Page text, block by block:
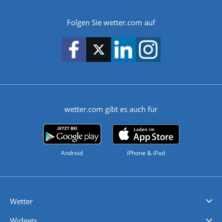
Folgen Sie wetter.com auf
wetter.com gibt es auch für
Android iPhone & iPad
Wetter